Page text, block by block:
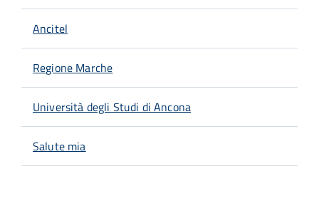
Ancitel
Regione Marche
Università degli Studi di Ancona
Salute mia